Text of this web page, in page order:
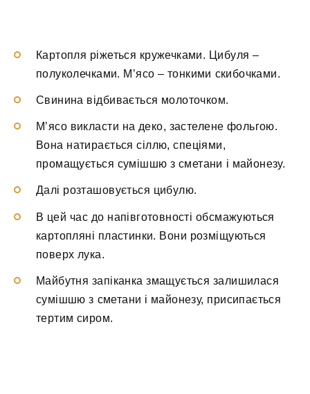
Картопля ріжеться кружечками. Цибуля –
полуколечками. М’ясо – тонкими скибочками.
Свинина відбивається молоточком.
М’ясо викласти на деко, застелене фольгою.
Вона натирається сіллю, спеціями,
промащується сумішшю з сметани і майонезу.
Далі розташовується цибулю.
В цей час до напівготовності обсмажуються
картопляні пластинки. Вони розміщуються
поверх лука.
Майбутня запіканка змащується залишилася
сумішшю з сметани і майонезу, присипається
тертим сиром.